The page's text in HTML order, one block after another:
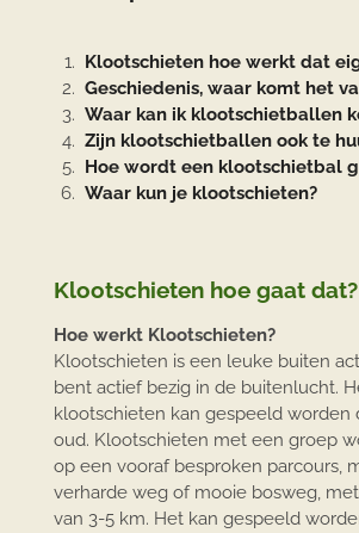
Klootschieten hoe werkt dat
Geschiedenis, waar komt het
Waar kan ik klootschietballen
Zijn klootschietballen ook te
Hoe wordt een klootschietbal
Waar kun je klootschieten?
Klootschieten hoe gaat dat?
Hoe werkt Klootschieten?
Klootschieten is een leuke buiten
bent actief bezig in de buitenlucht.
klootschieten kan gespeeld worden
oud. Klootschieten met een groep
op een vooraf besproken parcours,
verharde weg of mooie bosweg,
van 3-5 km. Het kan gespeeld